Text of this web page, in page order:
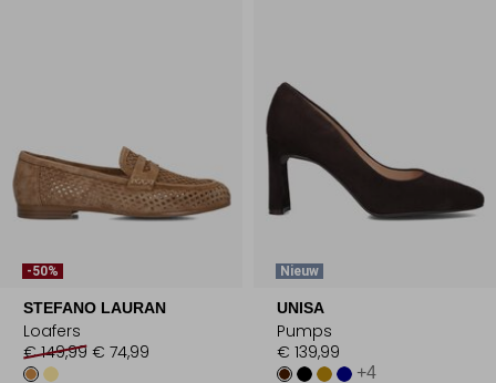
-50%
STEFANO LAURAN
Loafers
€ 149,99 € 74,99
Nieuw
UNISA
Pumps
€ 139,99
+4